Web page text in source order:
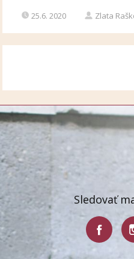
25.6. 2020 Zlata
Sledovať